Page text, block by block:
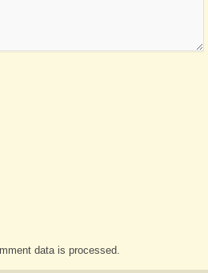
data is processed.